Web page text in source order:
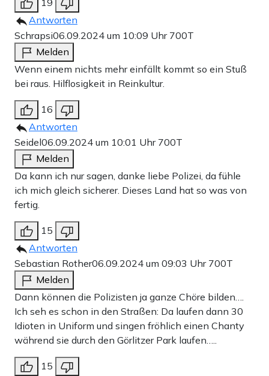
Antworten
Schrapsi06.09.2024 um 10:09 Uhr 700T
Melden
Wenn einem nichts mehr einfällt kommt so ein Stuß
bei raus. Hilflosigkeit in Reinkultur.
16
Antworten
Seidel06.09.2024 um 10:01 Uhr 700T
Melden
Da kann ich nur sagen, danke liebe Polizei, da fühle
ich mich gleich sicherer. Dieses Land hat so was von
fertig.
15
Antworten
Sebastian Rother06.09.2024 um 09:03 Uhr 700T
Melden
Dann können die Polizisten ja ganze Chöre bilden….
Ich seh es schon in den Straßen: Da laufen dann 30
Idioten in Uniform und singen fröhlich einen Chanty
während sie durch den Görlitzer Park laufen…..
15